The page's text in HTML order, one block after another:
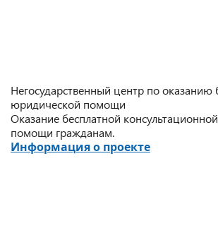
Негосударственный центр по оказанию
юридической помощи
Оказание бесплатной
помощи гражданам.
Информация о проекте